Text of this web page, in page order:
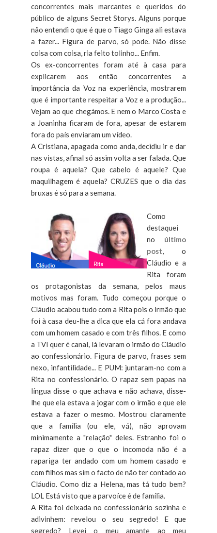
concorrentes mais marcantes e queridos do
público de alguns Secret Storys. Alguns porque
não entendi o que é que o Tiago Ginga ali estava
a fazer... Figura de parvo, só pode. Não disse
coisa com coisa, ria feito tolinho... Enfim.
Os ex-concorrentes foram até à casa para
explicarem aos então concorrentes a
importância da Voz na experiência, mostrarem
que é importante respeitar a Voz e a produção...
Vejam ao que chegámos. E nem o Marco Costa e
a Joaninha ficaram de fora, apesar de estarem
fora do país enviaram um vídeo.
A Cristiana, apagada como anda, decidiu ir e dar
nas vistas, afinal só assim volta a ser falada. Que
roupa é aquela? Que cabelo é aquele? Que
maquilhagem é aquela? CRUZES que o dia das
bruxas é só para a semana.
Como
destaquei
no último
post, o
Cláudio e a
Rita foram
os protagonistas da semana, pelos maus
motivos mas foram. Tudo começou porque o
Cláudio acabou tudo com a Rita pois o irmão que
foi à casa deu-lhe a dica que ela cá fora andava
com um homem casado e com três filhos. E como
a TVI quer é canal, lá levaram o irmão do Cláudio
ao confessionário. Figura de parvo, frases sem
nexo, infantilidade... E PUM: juntaram-no com a
Rita no confessionário. O rapaz sem papas na
língua disse o que achava e não achava, disse-
lhe que ela estava a jogar com o irmão e que ele
estava a fazer o mesmo. Mostrou claramente
que a família (ou ele, vá), não aprovam
minimamente a "relação" deles. Estranho foi o
rapaz dizer que o que o incomoda não é a
rapariga ter andado com um homem casado e
com filhos mas sim o facto de não ter contado ao
Cláudio. Como diz a Helena, mas tá tudo bem?
LOL Está visto que a parvoíce é de família.
A Rita foi deixada no confessionário sozinha e
adivinhem: revelou o seu segredo! E que
segredo? Levei o meu amante ao meu